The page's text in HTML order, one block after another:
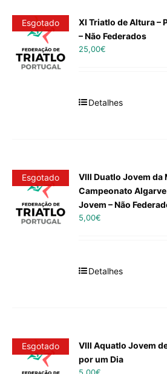
Esgotado
XI Triatlo de Altura –
– Não Federados
25,00€
Detalhes
Esgotado
VIII Duatlo Jovem da
Campeonato
Jovem – Não
5,00€
Detalhes
Esgotado
VIII Aquatlo Jovem
por um Dia